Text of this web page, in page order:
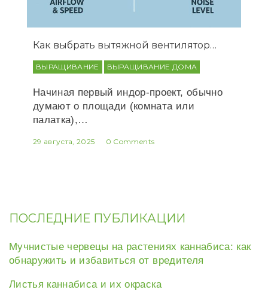
Как выбрать вытяжной вентилятор…
ВЫРАЩИВАНИЕ ВЫРАЩИВАНИЕ ДОМА
Начиная первый индор-проект, обычно
думают о площади (комната или
палатка),…
29 августа, 2025 0 Comments
ПОСЛЕДНИЕ ПУБЛИКАЦИИ
Мучнистые червецы на растениях каннабиса: как
обнаружить и избавиться от вредителя
Листья каннабиса и их окраска